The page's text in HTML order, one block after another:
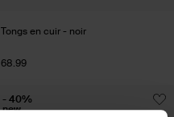
Tongs en cuir - noir
68.99
- 40%
new